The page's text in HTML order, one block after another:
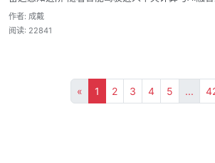
作者: 成戴
阅读: 22841
« 1 2 3 4 5 ...